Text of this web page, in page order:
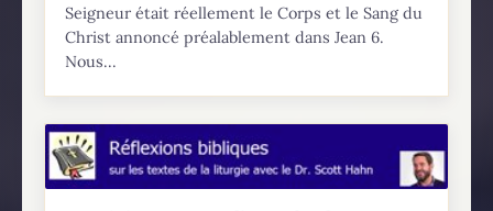
Seigneur était réellement le Corps et le Sang du
Christ annoncé préalablement dans Jean 6.
Nous...